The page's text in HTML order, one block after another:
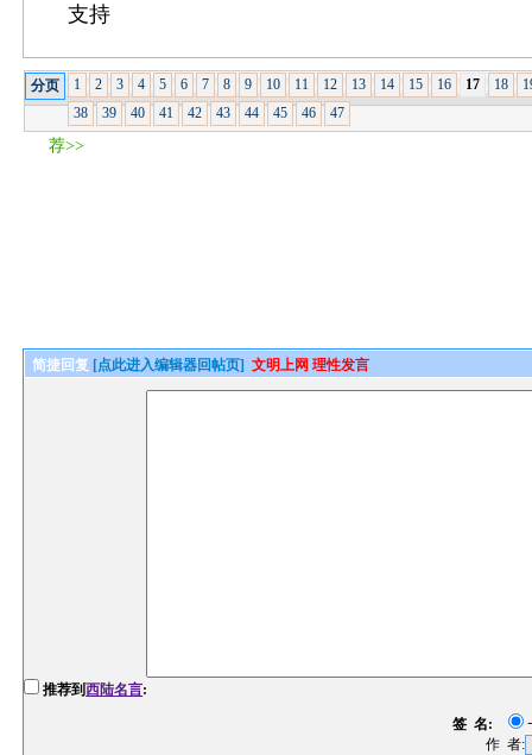
支持
分页 1 2 3 4 5 6 7 8 9 10 11 12 13 14 15 16 17 18
38
39 40 41 42 43 44 45 46 47
荐>>
简捷回复 [点此进入编辑器回帖页] 文明上网 理性发言
推荐到西陆名言:
签 名:
作 者: